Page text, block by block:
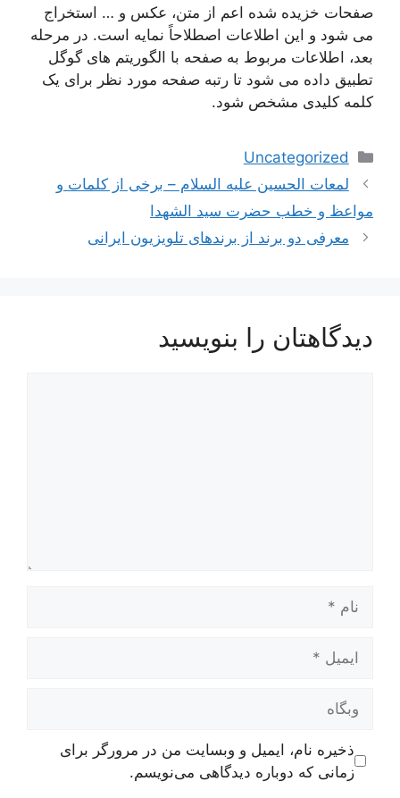
صفحات خزیده شده اعم از متن، عکس و … استخراج
می شود و این اطلاعات اصطلاحاً نمایه است. در مرحله
بعد، اطلاعات مربوط به صفحه با الگوریتم های گوگل
تطبیق داده می شود تا رتبه صفحه مورد نظر برای یک
کلمه کلیدی مشخص شود.
دسته‌ها
Uncategorized
ناوبری
نوشته‌ها
لمعات الحسین علیه السلام – برخی از کلمات و
مواعظ و خطب حضرت سید الشهدا
معرفی دو برند از برندهای تلویزیون ایرانی
دیدگاهتان را بنویسید
وبگاه
ذخیره نام، ایمیل و وبسایت من در مرورگر برای
زمانی که دوباره دیدگاهی می‌نویسم.